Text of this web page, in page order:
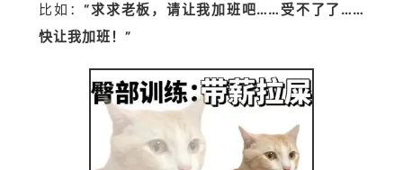
比如：“求求老板，请让我加班吧……受不了了……
快让我加班！”